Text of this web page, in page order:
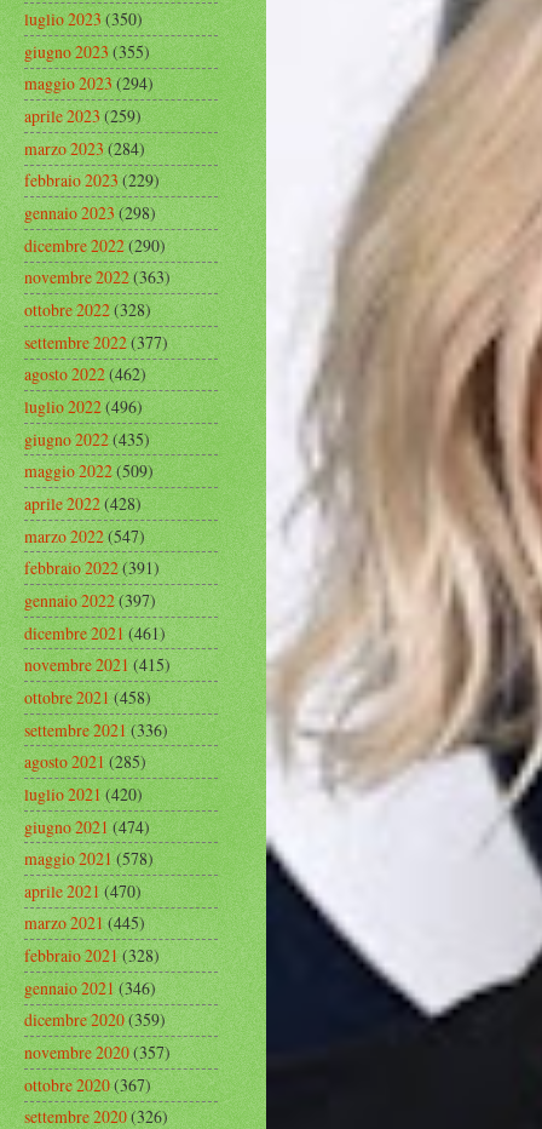
luglio 2023(350)
giugno 2023(355)
maggio 2023(294)
aprile 2023(259)
marzo 2023(284)
febbraio 2023(229)
gennaio 2023(298)
dicembre 2022(290)
novembre 2022(363)
ottobre 2022(328)
settembre 2022(377)
agosto 2022(462)
luglio 2022(496)
giugno 2022(435)
maggio 2022(509)
aprile 2022(428)
marzo 2022(547)
febbraio 2022(391)
gennaio 2022(397)
dicembre 2021(461)
novembre 2021(415)
ottobre 2021(458)
settembre 2021(336)
agosto 2021(285)
luglio 2021(420)
giugno 2021(474)
maggio 2021(578)
aprile 2021(470)
marzo 2021(445)
febbraio 2021(328)
gennaio 2021(346)
dicembre 2020(359)
novembre 2020(357)
ottobre 2020(367)
settembre 2020(326)